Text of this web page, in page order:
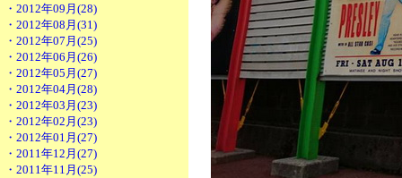
・2012年09月(28)
・2012年08月(31)
・2012年07月(25)
・2012年06月(26)
・2012年05月(27)
・2012年04月(28)
・2012年03月(23)
・2012年02月(23)
・2012年01月(27)
・2011年12月(27)
・2011年11月(25)